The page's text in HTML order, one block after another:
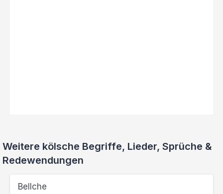
Weitere kölsche Begriffe, Lieder, Sprüche &
Redewendungen
Bellche